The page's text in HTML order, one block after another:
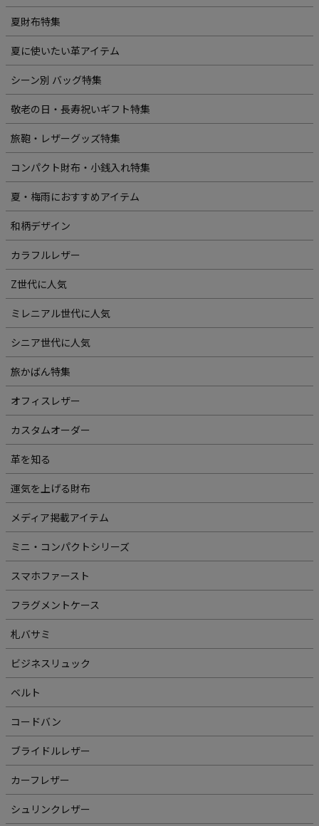
夏財布特集
夏に使いたい革アイテム
シーン別 バッグ特集
敬老の日・長寿祝いギフト特集
旅鞄・レザーグッズ特集
コンパクト財布・小銭入れ特集
夏・梅雨におすすめアイテム
和柄デザイン
カラフルレザー
Z世代に人気
ミレニアル世代に人気
シニア世代に人気
旅かばん特集
オフィスレザー
カスタムオーダー
革を知る
運気を上げる財布
メディア掲載アイテム
ミニ・コンパクトシリーズ
スマホファースト
フラグメントケース
札バサミ
ビジネスリュック
ベルト
コードバン
ブライドルレザー
カーフレザー
シュリンクレザー